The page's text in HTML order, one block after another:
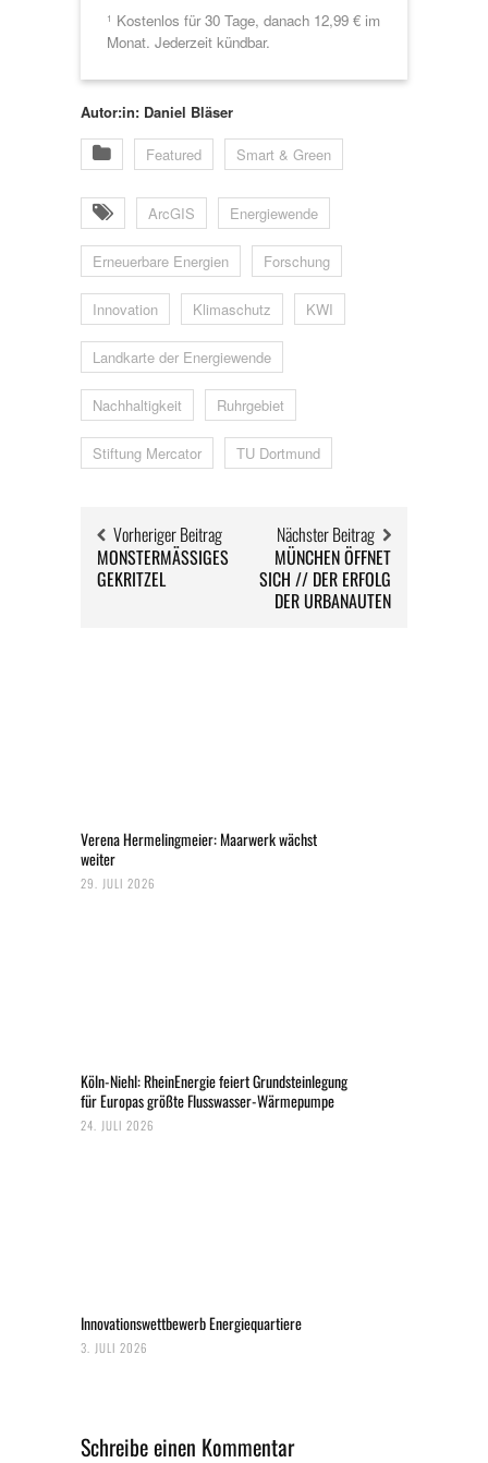
1 Kostenlos für 30 Tage, danach 12,99 € im
Monat. Jederzeit kündbar.
Autor:in: Daniel Bläser
Featured Smart & Green
ArcGIS Energiewende
Erneuerbare Energien Forschung
Innovation Klimaschutz KWI
Landkarte der Energiewende
Nachhaltigkeit Ruhrgebiet
Stiftung Mercator TU Dortmund
Vorheriger Beitrag
MONSTERMÄSSIGES
GEKRITZEL
Nächster Beitrag
MÜNCHEN ÖFFNET
SICH // DER ERFOLG
DER URBANAUTEN
Verena Hermelingmeier: Maarwerk wächst
weiter
29. JULI 2026
Köln-Niehl: RheinEnergie feiert Grundsteinlegung
für Europas größte Flusswasser-Wärmepumpe
24. JULI 2026
Innovationswettbewerb Energiequartiere
3. JULI 2026
Schreibe einen Kommentar